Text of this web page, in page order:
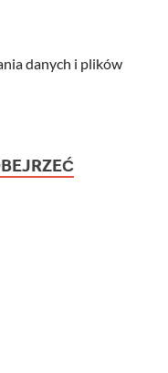
danych i plików